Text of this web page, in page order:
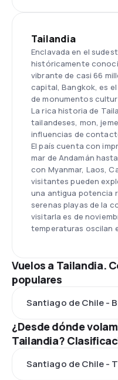
Tailandia
Enclavada en el
históricamente
vibrante de casi 66
capital, Bangkok, es
de monumentos
La rica historia de
tailandeses, mon,
influencias de
El país cuenta con
mar de Andamán
con Myanmar, Laos,
visitantes pueden
una antigua potencia
serenas playas de la
visitarla es de
temperaturas oscilan
Vuelos a Tailandia.
populares
Santiago de Chile -
¿Desde dónde
Tailandia?
Santiago de Chile -